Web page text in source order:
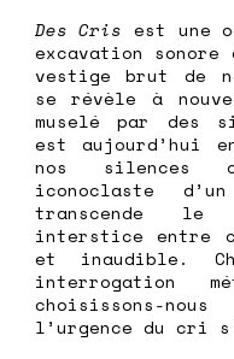
Des Cris est une
excavation
vestige brut de
se révèle à
muselé par des
est aujourd’hui
nos silences
iconoclaste
transcende le
interstice entre
et inaudible.
interrogation
choisissons-
l’urgence du cri